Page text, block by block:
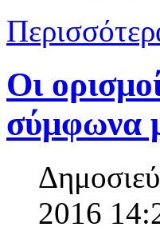
Οι
σύμφωνα
2016